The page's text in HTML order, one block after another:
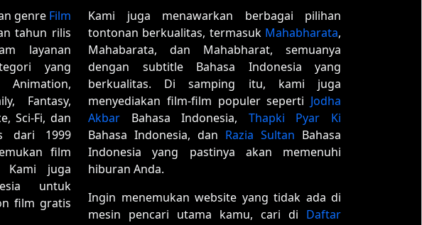
genre Film
tahun rilis
layanan
yang
Animation,
Fantasy,
Sci-Fi, dan
dari 1999
film
Kami juga
untuk
film gratis
Kami juga menawarkan berbagai pilihan
tontonan berkualitas, termasuk Mahabharata,
Mahabarata, dan Mahabharat, semuanya
dengan subtitle Bahasa Indonesia yang
berkualitas. Di samping itu, kami juga
menyediakan film-film populer seperti Jodha
Akbar Bahasa Indonesia, Thapki Pyar Ki
Bahasa Indonesia, dan Razia Sultan Bahasa
Indonesia yang pastinya akan memenuhi
hiburan Anda.
Ingin menemukan website yang tidak ada di
mesin pencari utama kamu, cari di Daftar